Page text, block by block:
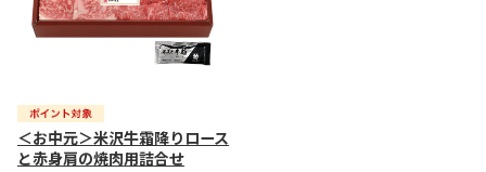
＜お中元＞米沢牛霜降りロース
と赤身肩の焼肉用詰合せ